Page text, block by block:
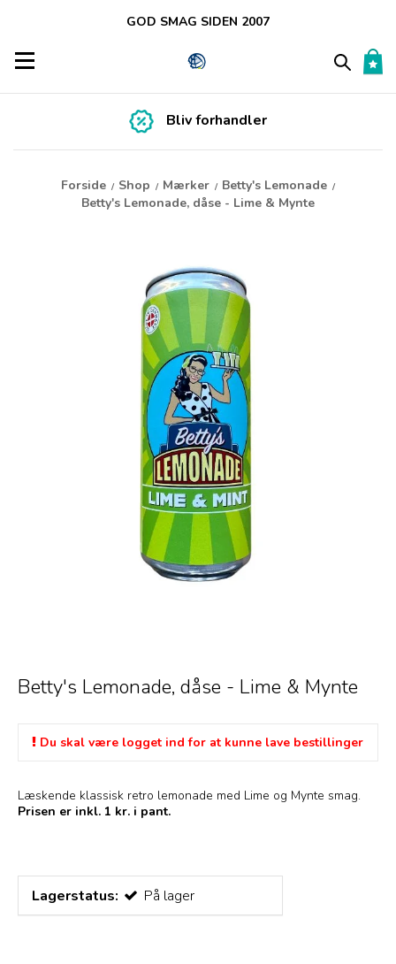
GOD SMAG SIDEN 2007
Toggle navigation
Bliv forhandler
Forside / Shop / Mærker / Betty's Lemonade /
Betty's Lemonade, dåse - Lime & Mynte
Betty's Lemonade, dåse - Lime & Mynte
Du skal være logget ind for at kunne lave bestillinger
Læskende klassisk retro lemonade med Lime og Mynte smag.
Prisen er inkl. 1 kr. i pant.
Lagerstatus: På lager